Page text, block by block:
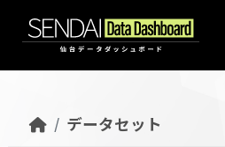
データセット